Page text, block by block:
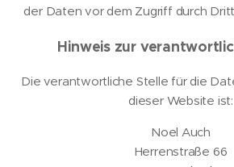
der Daten vor dem Zugriff durch
Hinweis zur
Die verantwortliche Stelle für die
dieser Website ist:
Noel Auch
Herrenstraße 66